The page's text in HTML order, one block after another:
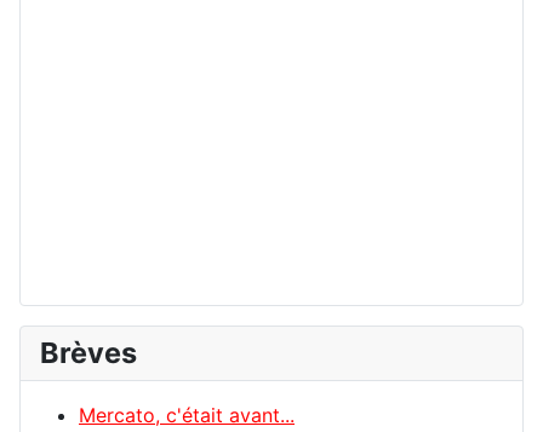
Brèves
Mercato, c'était avant...